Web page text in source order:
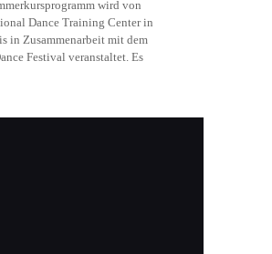
wird von
Dance Training Center in
in Zusammenarbeit mit dem
Festival veranstaltet. Es